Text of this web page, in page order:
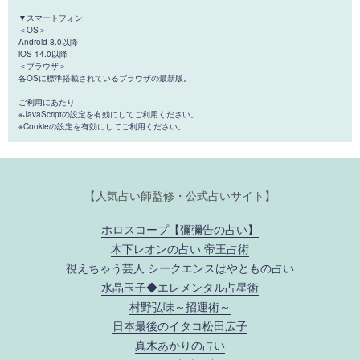
▼スマートフォン
＜OS＞
Android 8.0以降
iOS 14.0以降
＜ブラウザ＞
各OSに標準搭載されているブラウザの最新版。
ご利用にあたり
※JavaScriptの設定を有効にしてご利用ください。
※Cookieの設定を有効にしてご利用ください。
【人気占い師監修・公式占いサイト】
ホロスコープ【彌彌告の占い】
木下レオンの占い 帝王占術
視えちゃう芸人 シークエンスはやともの占い
水晶玉子◆エレメンタル占星術
村野弘味～招運術～
日本最後のイタコ松田広子
真木あかりの占い